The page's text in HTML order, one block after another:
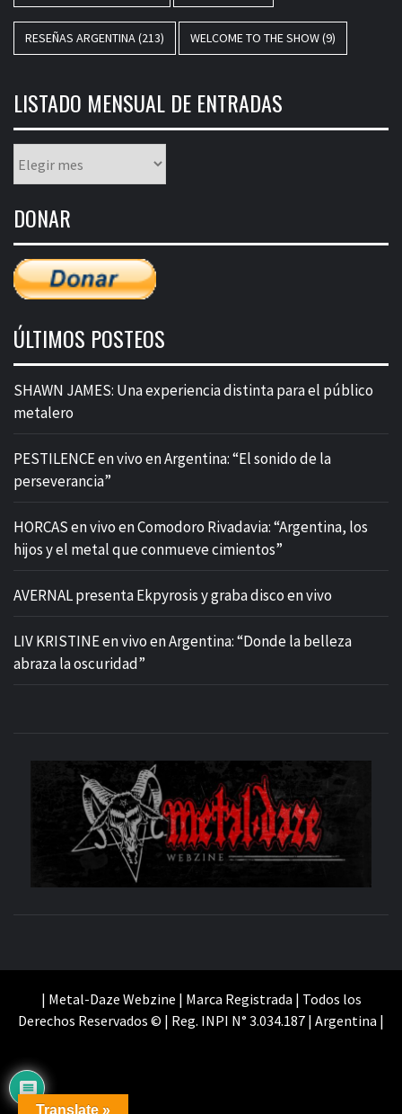
RESEÑAS ARGENTINA(213) WELCOME TO THE SHOW(9)
LISTADO MENSUAL DE ENTRADAS
mensual
entradas
DONAR
ÚLTIMOS POSTEOS
SHAWN JAMES: Una experiencia distinta para el público
metalero
PESTILENCE en vivo en Argentina: “El sonido de la
perseverancia”
HORCAS en vivo en Comodoro Rivadavia: “Argentina, los
hijos y el metal que conmueve cimientos”
AVERNAL presenta Ekpyrosis y graba disco en vivo
LIV KRISTINE en vivo en Argentina: “Donde la belleza
abraza la oscuridad”
| Metal-Daze Webzine | Marca Registrada | Todos los
Derechos Reservados © | Reg. INPI N° 3.034.187 | Argentina |
Translate »